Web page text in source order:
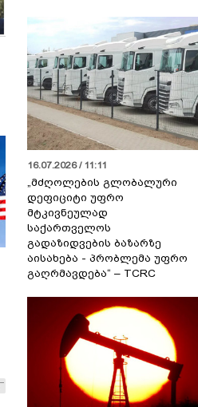
16.07.2026 / 11:11
„მძღოლების გლობალური
დეფიციტი უფრო
მტკივნეულად
საქართველოს
გადაზიდვების ბაზარზე
აისახება - პრობლემა უფრო
გაღრმავდება“ – TCRC